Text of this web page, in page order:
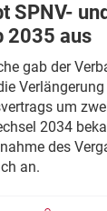
SPNV-
2035 aus
gab der
um
2034
des
an.